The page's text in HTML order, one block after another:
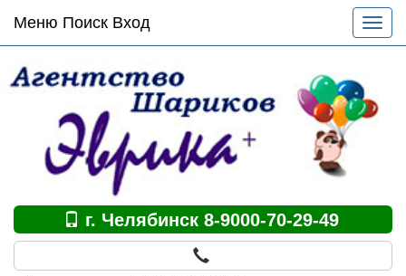
Основное
меню
по
Меню Поиск Вход
меню
г. Челябинск 8-9000-70-29-49